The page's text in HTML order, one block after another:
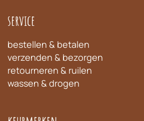
service
bestellen & betalen
verzenden & bezorgen
retourneren & ruilen
wassen & drogen